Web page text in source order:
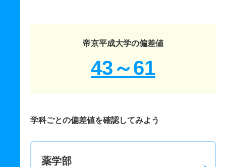
帝京平成大学の偏差値
43～61
学科ごとの偏差値を確認してみよう
薬学部